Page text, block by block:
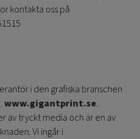
kontakta oss på
i den grafiska branschen
www.gigantprint.se.
av tryckt media och är en av
Vi ingår i